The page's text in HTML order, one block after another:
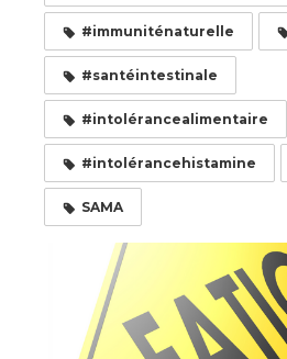
#immuniténaturelle
#santéintestinale
#intolérancealimentaire
#intolérancehistamine
SAMA